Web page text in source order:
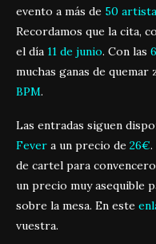
evento a más de 50
Recordamos que la cita,
el día 11 de junio. Con las
muchas ganas de
BPM.
Las entradas siguen
Fever a un precio de 26€.
de cartel para
un precio muy asequible
sobre la mesa. En este
vuestra.